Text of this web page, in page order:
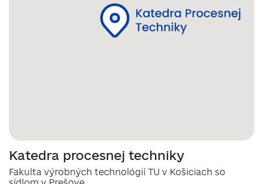
Katedra procesnej techniky
Fakulta výrobných technológií TU v Košiciach so